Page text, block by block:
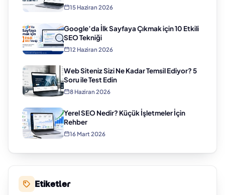
15 Haziran 2026
Google’da İlk Sayfaya Çıkmak için 10 Etkili
SEO Tekniği
12 Haziran 2026
Web Siteniz Sizi Ne Kadar Temsil Ediyor? 5
Soru ile Test Edin
8 Haziran 2026
Yerel SEO Nedir? Küçük İşletmeler İçin
Rehber
16 Mart 2026
Etiketler